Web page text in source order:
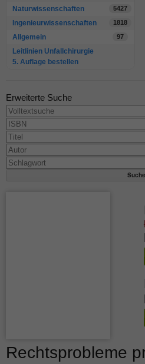
Naturwissenschaften
5427
Ingenieurwissenschaften 1818
Allgemein 97
Leitlinien Unfallchirurgie
5. Auflage bestellen
Erweiterte Suche
Rechtsprobleme